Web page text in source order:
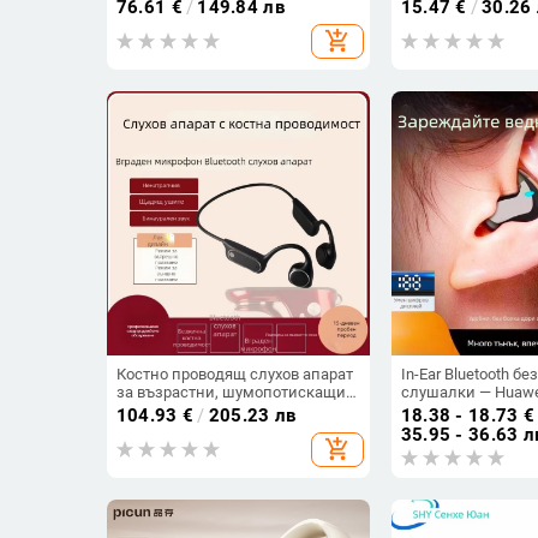
от 8 часа живот на батерията,
водоустойчив модел TAT3469
76.61 € / 149.84 лв
add_shopping_cart
над 8 ч, IPX3
15.47 € /30.26
Костно проводящ слухов апарат
за възрастни, шумопотискащи
зад ухото слушалки, за лека до
тежка глухота, удобен дизайн
104.93 € / 205.23 лв
add_shopping_cart
In-Ear Bluetooth
слушалки —
над 8 часа, IPX3
мини невидим
звук
18.38 - 18.73 €
35.95 - 36.63